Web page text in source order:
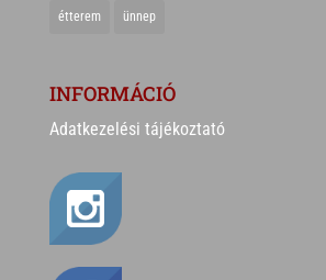
étterem ünnep
INFORMÁCIÓ
Adatkezelési tájékoztató